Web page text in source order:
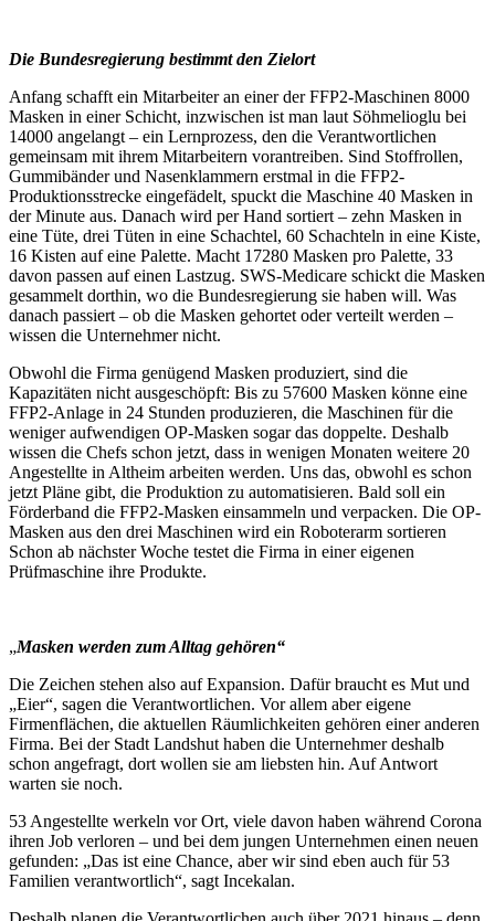
Die Bundesregierung bestimmt den Zielort
Anfang schafft ein Mitarbeiter an einer der FFP2-Maschinen 8000
Masken in einer Schicht, inzwischen ist man laut Söhmelioglu bei
14000 angelangt – ein Lernprozess, den die Verantwortlichen
gemeinsam mit ihrem Mitarbeitern vorantreiben. Sind Stoffrollen,
Gummibänder und Nasenklammern erstmal in die FFP2-
Produktionsstrecke eingefädelt, spuckt die Maschine 40 Masken in
der Minute aus. Danach wird per Hand sortiert – zehn Masken in
eine Tüte, drei Tüten in eine Schachtel, 60 Schachteln in eine Kiste,
16 Kisten auf eine Palette. Macht 17280 Masken pro Palette, 33
davon passen auf einen Lastzug. SWS-Medicare schickt die Masken
gesammelt dorthin, wo die Bundesregierung sie haben will. Was
danach passiert – ob die Masken gehortet oder verteilt werden –
wissen die Unternehmer nicht.
Obwohl die Firma genügend Masken produziert, sind die
Kapazitäten nicht ausgeschöpft: Bis zu 57600 Masken könne eine
FFP2-Anlage in 24 Stunden produzieren, die Maschinen für die
weniger aufwendigen OP-Masken sogar das doppelte. Deshalb
wissen die Chefs schon jetzt, dass in wenigen Monaten weitere 20
Angestellte in Altheim arbeiten werden. Uns das, obwohl es schon
jetzt Pläne gibt, die Produktion zu automatisieren. Bald soll ein
Förderband die FFP2-Masken einsammeln und verpacken. Die OP-
Masken aus den drei Maschinen wird ein Roboterarm sortieren
Schon ab nächster Woche testet die Firma in einer eigenen
Prüfmaschine ihre Produkte.
„Masken werden zum Alltag gehören“
Die Zeichen stehen also auf Expansion. Dafür braucht es Mut und
„Eier“, sagen die Verantwortlichen. Vor allem aber eigene
Firmenflächen, die aktuellen Räumlichkeiten gehören einer anderen
Firma. Bei der Stadt Landshut haben die Unternehmer deshalb
schon angefragt, dort wollen sie am liebsten hin. Auf Antwort
warten sie noch.
53 Angestellte werkeln vor Ort, viele davon haben während Corona
ihren Job verloren – und bei dem jungen Unternehmen einen neuen
gefunden: „Das ist eine Chance, aber wir sind eben auch für 53
Familien verantwortlich“, sagt Incekalan.